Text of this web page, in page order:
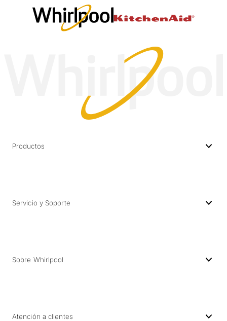
Productos
Servicio y Soporte
Sobre Whirlpool
Atención a clientes